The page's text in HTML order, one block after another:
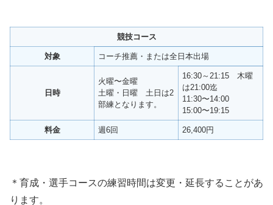
競技コース
対象 コーチ推薦・または全日本出場
日時
火曜〜金曜
土曜・日曜 土日は2
部練となります。
16:30～21:15 木曜
は21:00迄
11:30〜14:00
15:00〜19:15
料金 週6回 26,400円
＊育成・選手コースの練習時間は変更・延長することがあ
ります。